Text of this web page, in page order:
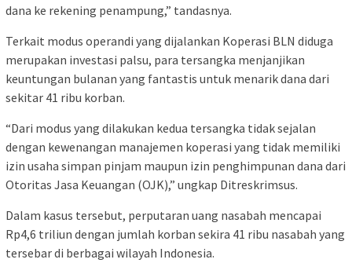
dana ke rekening penampung,” tandasnya.
Terkait modus operandi yang dijalankan Koperasi BLN diduga
merupakan investasi palsu, para tersangka menjanjikan
keuntungan bulanan yang fantastis untuk menarik dana dari
sekitar 41 ribu korban.
“Dari modus yang dilakukan kedua tersangka tidak sejalan
dengan kewenangan manajemen koperasi yang tidak memiliki
izin usaha simpan pinjam maupun izin penghimpunan dana dari
Otoritas Jasa Keuangan (OJK),” ungkap Ditreskrimsus.
Dalam kasus tersebut, perputaran uang nasabah mencapai
Rp4,6 triliun dengan jumlah korban sekira 41 ribu nasabah yang
tersebar di berbagai wilayah Indonesia.